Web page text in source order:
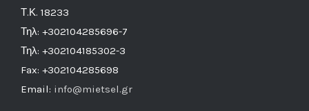
Τ.Κ. 18233
Τηλ: +302104285696-7
Τηλ: +302104185302-3
Fax: +302104285698
Email: info@mietsel.gr